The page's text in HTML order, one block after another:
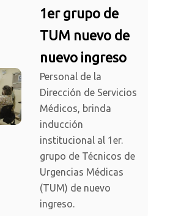
1er grupo de
TUM nuevo de
nuevo ingreso
Personal de la
Dirección de Servicios
Médicos, brinda
inducción
institucional al 1er.
grupo de Técnicos de
Urgencias Médicas
(TUM) de nuevo
ingreso.